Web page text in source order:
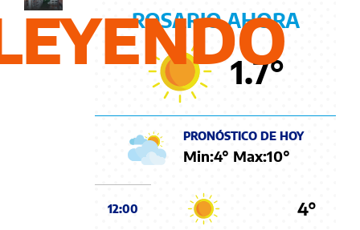
ROSARIO AHORA
1.7°
PRONÓSTICO DE HOY
Min:4° Max:10°
12:00 4°